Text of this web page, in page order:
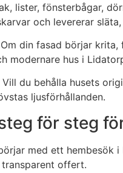
lister, fönsterbågar,
och levererar
din fasad börjar
modernare hus i
du behålla husets
ljusförhållanden.
för steg
med ett
offert.